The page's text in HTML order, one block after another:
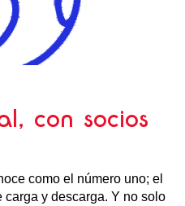
con socios
como el número uno; el
carga y descarga. Y no solo